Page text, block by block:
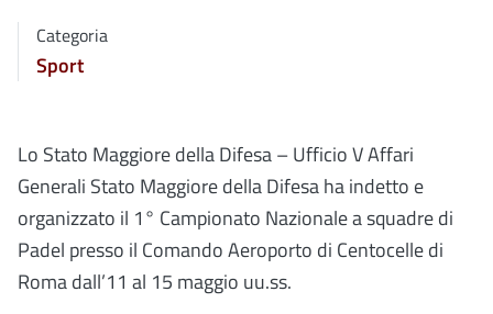
Categoria
Sport
Lo Stato Maggiore della Difesa – Ufficio V Affari
Generali Stato Maggiore della Difesa ha indetto e
organizzato il 1° Campionato Nazionale a squadre di
Padel presso il Comando Aeroporto di Centocelle di
Roma dall’11 al 15 maggio uu.ss.